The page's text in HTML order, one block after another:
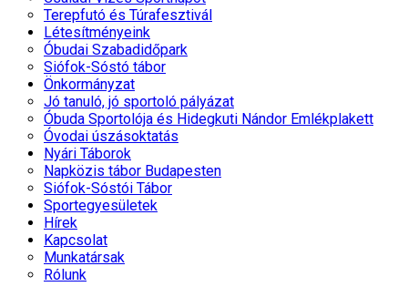
Terepfutó és Túrafesztivál
Létesítményeink
Óbudai Szabadidőpark
Siófok-Sóstó tábor
Önkormányzat
Jó tanuló, jó sportoló pályázat
Óbuda Sportolója és Hidegkuti Nándor Emlékplakett
Óvodai úszásoktatás
Nyári Táborok
Napközis tábor Budapesten
Siófok-Sóstói Tábor
Sportegyesületek
Hírek
Kapcsolat
Munkatársak
Rólunk